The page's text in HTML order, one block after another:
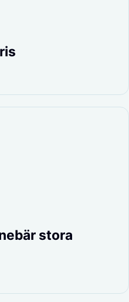
stora